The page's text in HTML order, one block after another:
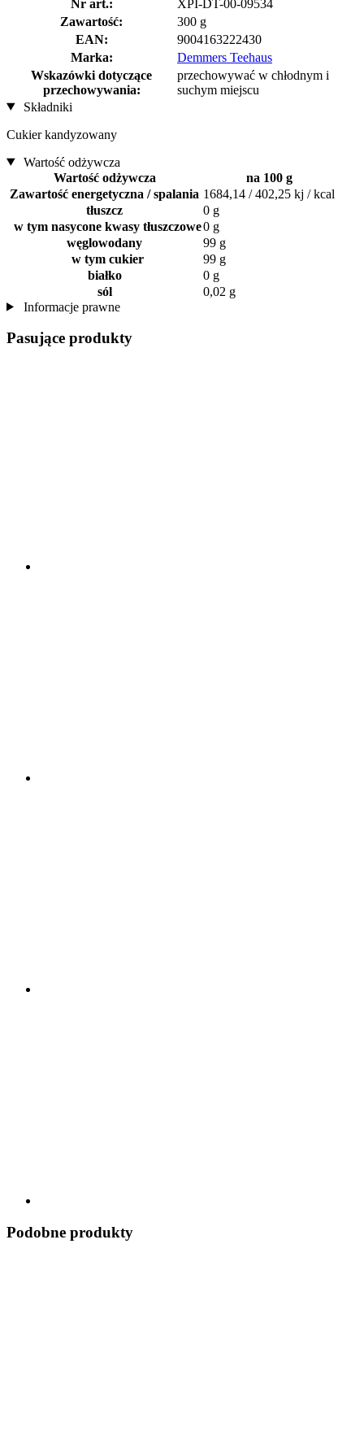
Nr art.:
XPI-DT-00-09534
Zawartość:
300 g
EAN:
9004163222430
Marka:
Demmers Teehaus
Wskazówki dotyczące
przechowywania:
przechowywać w chłodnym i
suchym miejscu
Składniki
Cukier kandyzowany
Wartość odżywcza
Wartość odżywcza
na 100 g
Zawartość energetyczna / spalania 1684,14 / 402,25 kj / kcal
tłuszcz
0 g
w tym nasycone kwasy tłuszczowe0 g
węglowodany
99 g
w tym cukier
99 g
białko
0 g
sól
0,02 g
Informacje prawne
Pasujące produkty
Podobne produkty